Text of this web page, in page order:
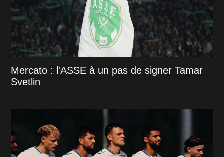
Mercato : l'ASSE à un pas de signer Tamar
Svetlin